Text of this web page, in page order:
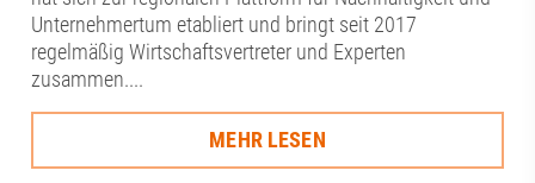
Unternehmertum etabliert und bringt seit 2017
regelmäßig Wirtschaftsvertreter und Experten
zusammen....
MEHR LESEN